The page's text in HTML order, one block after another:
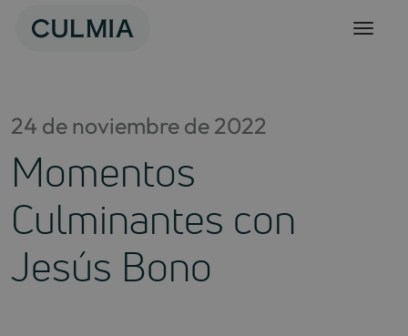
24 de noviembre de 2022
Momentos
Culminantes con
Jesús Bono